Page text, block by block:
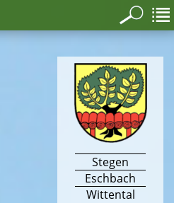
Stegen
Eschbach
Wittental